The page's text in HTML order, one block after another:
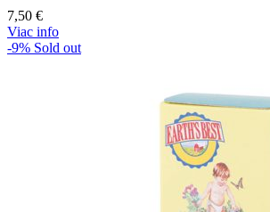
7,50 €
Viac info
-9% Sold out